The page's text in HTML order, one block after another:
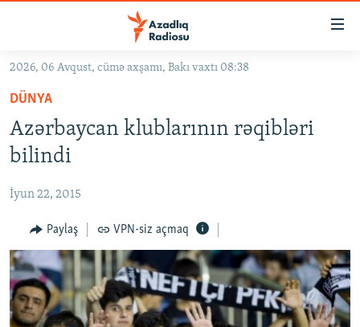
Əsas
qayıt
Əsas
naviqasiyaya
qayıt
Axtarışa
keç
#İZAHLA
KORRUPSIOMETR
FƏRQƏ BAX
QANUNI DOĞRU
ARAŞDIRMA
MULTIMEDIA
VIDEO
RADIO ARXIV
2026, 06 Avqust, cümə axşamı, Bakı vaxtı 08:38
DÜNYA
Azərbaycan klublarının rəqibləri
bilindi
İyun 22, 2015
Paylaş VPN-siz açmaq